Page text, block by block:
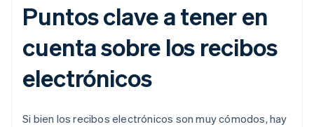
Puntos clave a tener en
cuenta sobre los recibos
electrónicos
Si bien los recibos electrónicos son muy cómodos, hay